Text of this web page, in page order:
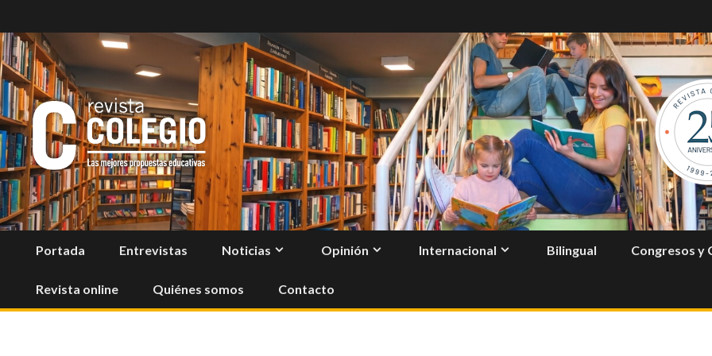
to
content
Portada Entrevistas Noticias Opinión Internacional Bilingual Congresos y
Revista online Quiénes somos Contacto